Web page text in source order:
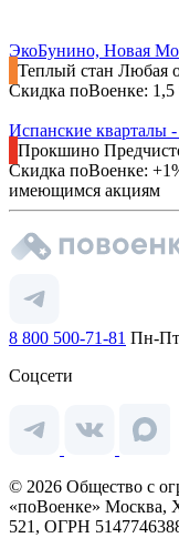
ЭкоБунино, Новая
Теплый стан Любая
Скидка поВоенке: 1,5
Испанские кварталы
Прокшино
Скидка поВоенке:
имеющимся акциям
8 800 500-71-81 Пн-Пт
Соцсети
© 2026 Общество с
«поВоенке» Москва,
521, ОГРН